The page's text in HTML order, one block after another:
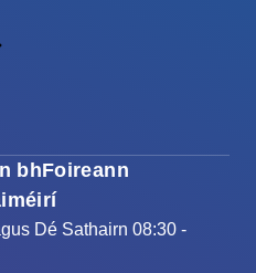
bhFoireann
Dé Sathairn 08:30 -